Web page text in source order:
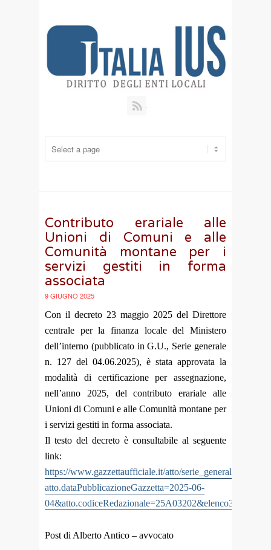
Contributo erariale alle
Unioni di Comuni e alle
Comunità montane per i
servizi gestiti in forma
associata
9 GIUGNO 2025
Con il decreto 23 maggio 2025 del Direttore
centrale per la finanza locale del Ministero
dell’interno (pubblicato in G.U., Serie generale
n. 127 del 04.06.2025), è stata approvata la
modalità di certificazione per assegnazione,
nell’anno 2025, del contributo erariale alle
Unioni di Comuni e alle Comunità montane per
i servizi gestiti in forma associata.
Il testo del decreto è consultabile al seguente
link:
https://www.gazzettaufficiale.it/atto/serie_generale/
atto.dataPubblicazioneGazzetta=2025-06-
Post di Alberto Antico – avvocato